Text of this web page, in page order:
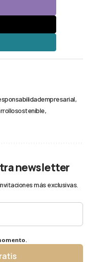
newsletter
más exclusivas.